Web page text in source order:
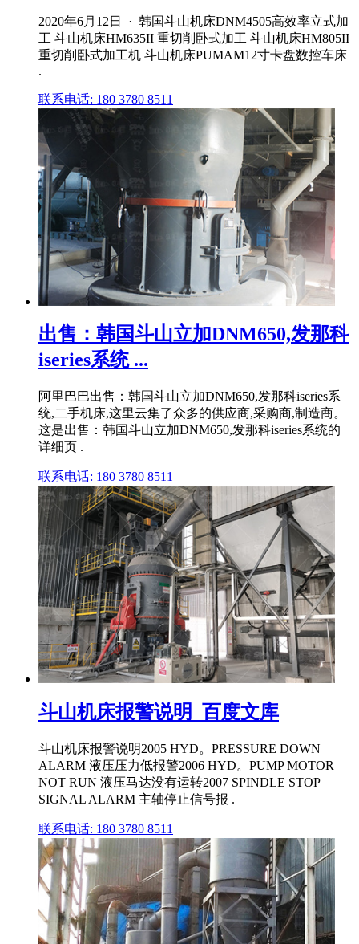
2020年6月12日 · 韩国斗山机床DNM4505高效率立式加
工 斗山机床HM635II 重切削卧式加工 斗山机床HM805II
重切削卧式加工机 斗山机床PUMAM12寸卡盘数控车床
.
联系电话: 180 3780 8511
出售：韩国斗山立加DNM650,发那科
iseries系统 ...
阿里巴巴出售：韩国斗山立加DNM650,发那科iseries系
统,二手机床,这里云集了众多的供应商,采购商,制造商。
这是出售：韩国斗山立加DNM650,发那科iseries系统的
详细页 .
联系电话: 180 3780 8511
斗山机床报警说明_百度文库
斗山机床报警说明2005 HYD。PRESSURE DOWN
ALARM 液压压力低报警2006 HYD。PUMP MOTOR
NOT RUN 液压马达没有运转2007 SPINDLE STOP
SIGNAL ALARM 主轴停止信号报 .
联系电话: 180 3780 8511